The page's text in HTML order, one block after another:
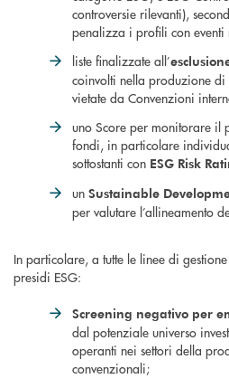
controversie rilevanti),
penalizza i profili con eventi
liste finalizzate all’
coinvolti nella produzione
vietate da Convenzioni
uno Score per monitorare il
fondi, in particolare
sottostanti con ESG Risk
un Sustainable
per valutare l’allineamento
In particolare, a tutte le linee di
presidi ESG:
Screening negativo per
dal potenziale universo
operanti nei settori della
convenzionali;